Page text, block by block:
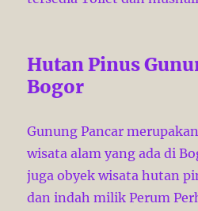
Hutan Pinus
Bogor
Gunung Pancar
wisata alam yang ada di
juga obyek wisata hutan
dan indah milik Perum